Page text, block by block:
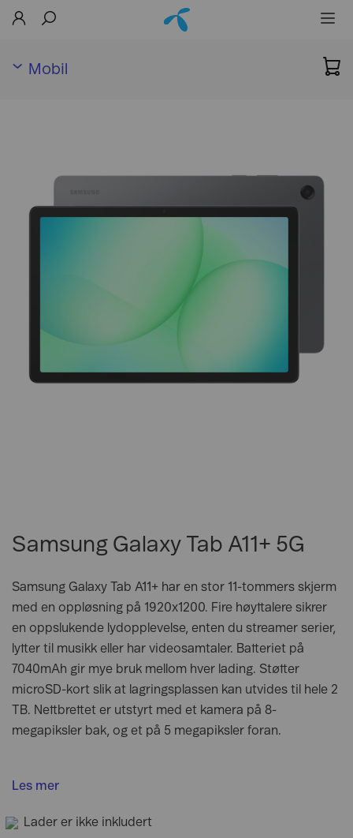
Mobil
Samsung Galaxy Tab A11+ 5G
Samsung Galaxy Tab A11+ har en stor 11-tommers skjerm
med en oppløsning på 1920x1200. Fire høyttalere sikrer
en oppslukende lydopplevelse, enten du streamer serier,
lytter til musikk eller har videosamtaler. Batteriet på
7040mAh gir mye bruk mellom hver lading. Støtter
microSD-kort slik at lagringsplassen kan utvides til hele 2
TB. Nettbrettet er utstyrt med et kamera på 8-
megapiksler bak, og et på 5 megapiksler foran.
Les mer
Lader er ikke inkludert